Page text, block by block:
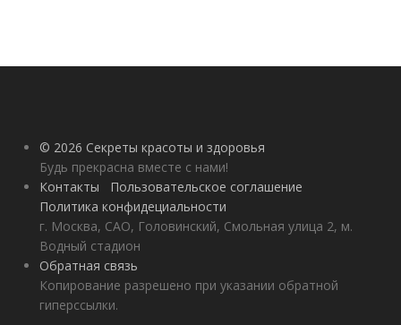
© 2026 Секреты красоты и здоровья
Будь прекрасна вместе с нами!
Контакты
Пользовательское соглашение
Политика конфидециальности
г. Москва, САО, Головинский, Смольная улица 2, м.
Водный стадион
Обратная связь
Копирование разрешено при указании обратной
гиперссылки.